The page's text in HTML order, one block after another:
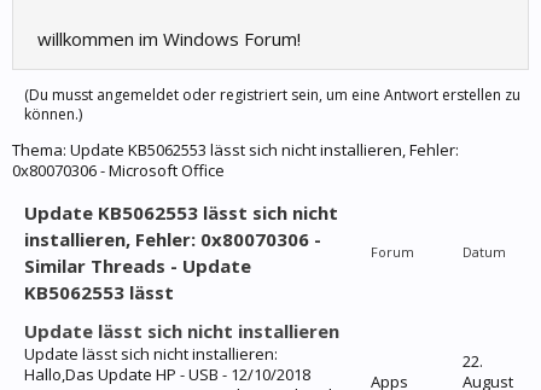
willkommen im Windows Forum!
(Du musst angemeldet oder registriert sein, um eine Antwort erstellen zu
können.)
Thema: Update KB5062553 lässt sich nicht installieren, Fehler:
0x80070306 - Microsoft Office
Update KB5062553 lässt sich nicht
installieren, Fehler: 0x80070306 -
Similar Threads - Update
KB5062553 lässt
Forum Datum
Update lässt sich nicht installieren
Update lässt sich nicht installieren:
Hallo,Das Update HP - USB - 12/10/2018
Apps
22.
August